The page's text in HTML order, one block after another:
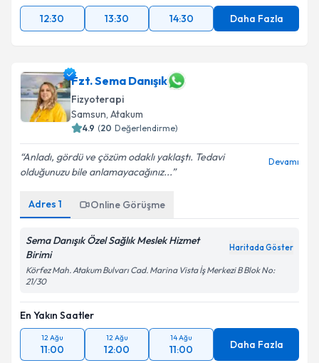
12:30
13:30 14:30 Daha Fazla
Fzt. Sema Danışık
Fizyoterapi
Samsun, Atakum
4.9 (20 Değerlendirme)
Anladı, gördü ve çözüm odaklı yaklaştı. Tedavi
olduğunuzu bile anlamayacağınız...
Devamı
Adres 1 Online Görüşme
Sema Danışık Özel Sağlık Meslek Hizmet
Birimi
Haritada Göster
Körfez Mah. Atakum Bulvarı Cad. Marina Vista İş Merkezi B Blok No:
21/30
En Yakın Saatler
12 Ağu
11:00
12 Ağu
12:00
14 Ağu
11:00 Daha Fazla